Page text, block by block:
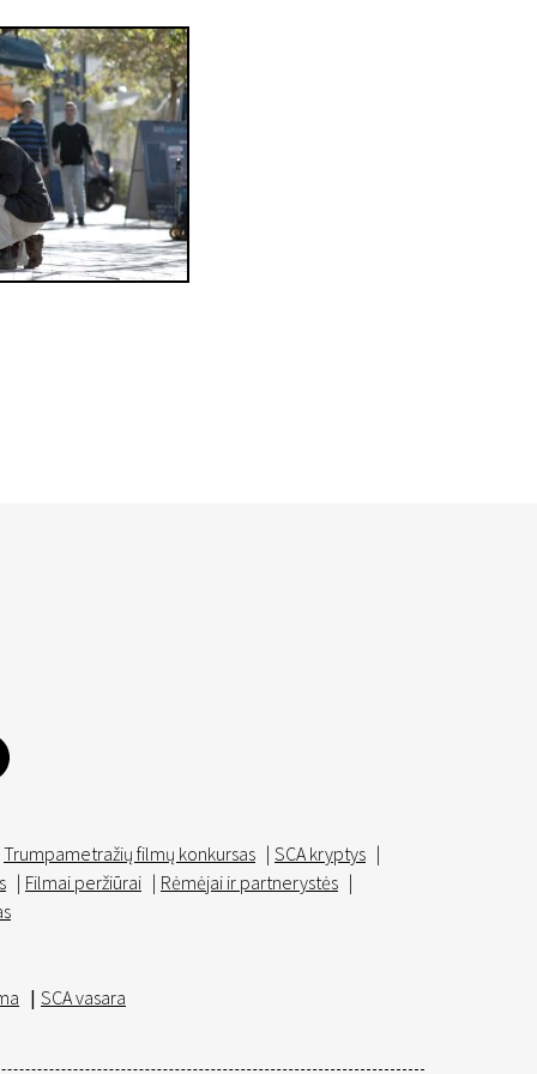
Trumpametražių filmų konkursas | SCA kryptys |
| Filmai peržiūrai | Rėmėjai ir partnerystės |
| SCA vasara